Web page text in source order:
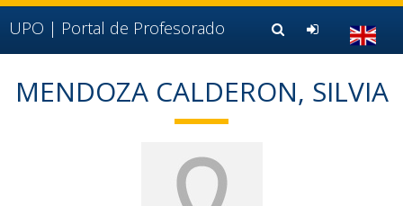
Ir al contenido principal de la página (alt + s)
Ir a la cabecera de la página (alt + c)
Ir al pie de la página (alt + p)
Ir al menú principal (alt + u)
UPO | Portal de Profesorado
MENDOZA CALDERON, SILVIA